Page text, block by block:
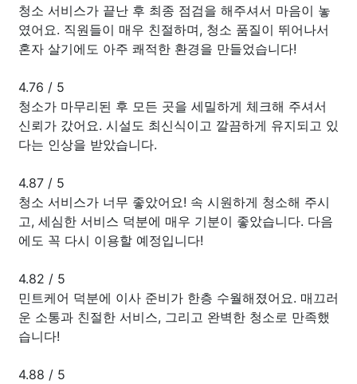
청소 서비스가 끝난 후 최종 점검을 해주셔서 마음이 놓
였어요. 직원들이 매우 친절하며, 청소 품질이 뛰어나서
혼자 살기에도 아주 쾌적한 환경을 만들었습니다!
4.76 / 5
청소가 마무리된 후 모든 곳을 세밀하게 체크해 주셔서
신뢰가 갔어요. 시설도 최신식이고 깔끔하게 유지되고 있
다는 인상을 받았습니다.
4.87 / 5
청소 서비스가 너무 좋았어요! 속 시원하게 청소해 주시
고, 세심한 서비스 덕분에 매우 기분이 좋았습니다. 다음
에도 꼭 다시 이용할 예정입니다!
4.82 / 5
민트케어 덕분에 이사 준비가 한층 수월해졌어요. 매끄러
운 소통과 친절한 서비스, 그리고 완벽한 청소로 만족했
습니다!
4.88 / 5